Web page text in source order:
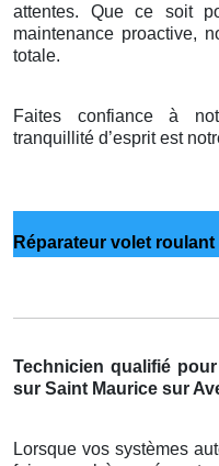
attentes. Que ce soit
maintenance proactive,
totale.
Faites confiance à
tranquillité d’esprit est
Réparateur volet
Technicien qualifié
sur Saint Maurice sur
Lorsque vos systèmes